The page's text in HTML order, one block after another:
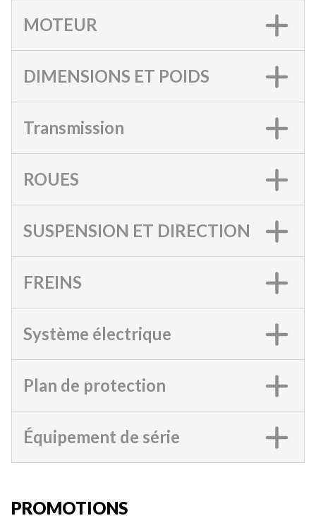
MOTEUR
DIMENSIONS ET POIDS
Transmission
ROUES
SUSPENSION ET DIRECTION
FREINS
Système électrique
Plan de protection
Équipement de série
PROMOTIONS